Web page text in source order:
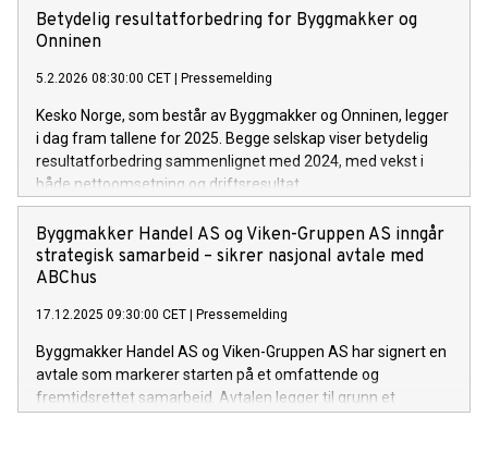
Betydelig resultatforbedring for Byggmakker og
Onninen
5.2.2026 08:30:00 CET Pressemelding
Kesko Norge, som består av Byggmakker og Onninen, legger
i dag fram tallene for 2025. Begge selskap viser betydelig
resultatforbedring sammenlignet med 2024, med vekst i
både nettoomsetning og driftsresultat.
Byggmakker Handel AS og Viken-Gruppen AS inngår
strategisk samarbeid – sikrer nasjonal avtale med
ABChus
17.12.2025 09:30:00 CET Pressemelding
Byggmakker Handel AS og Viken-Gruppen AS har signert en
avtale som markerer starten på et omfattende og
fremtidsrettet samarbeid. Avtalen legger til grunn et